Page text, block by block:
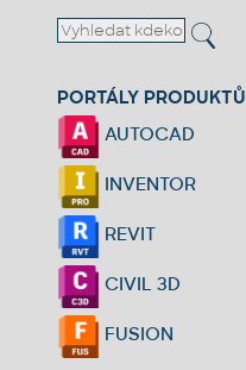
PORTÁLY PRODUKTŮ
AUTOCAD
INVENTOR
REVIT
CIVIL 3D
FUSION